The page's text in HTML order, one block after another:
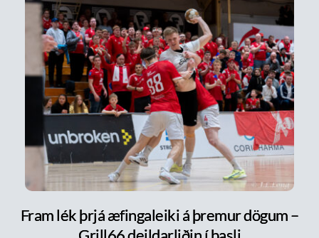
Fram lék þrjá æfingaleiki á þremur dögum –